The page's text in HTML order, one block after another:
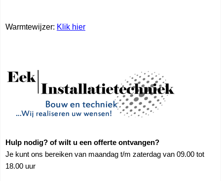
Warmtewijzer: Klik hier
Hulp nodig? of wilt u een offerte ontvangen?
Je kunt ons bereiken van maandag t/m zaterdag van 09.00 tot
18.00 uur